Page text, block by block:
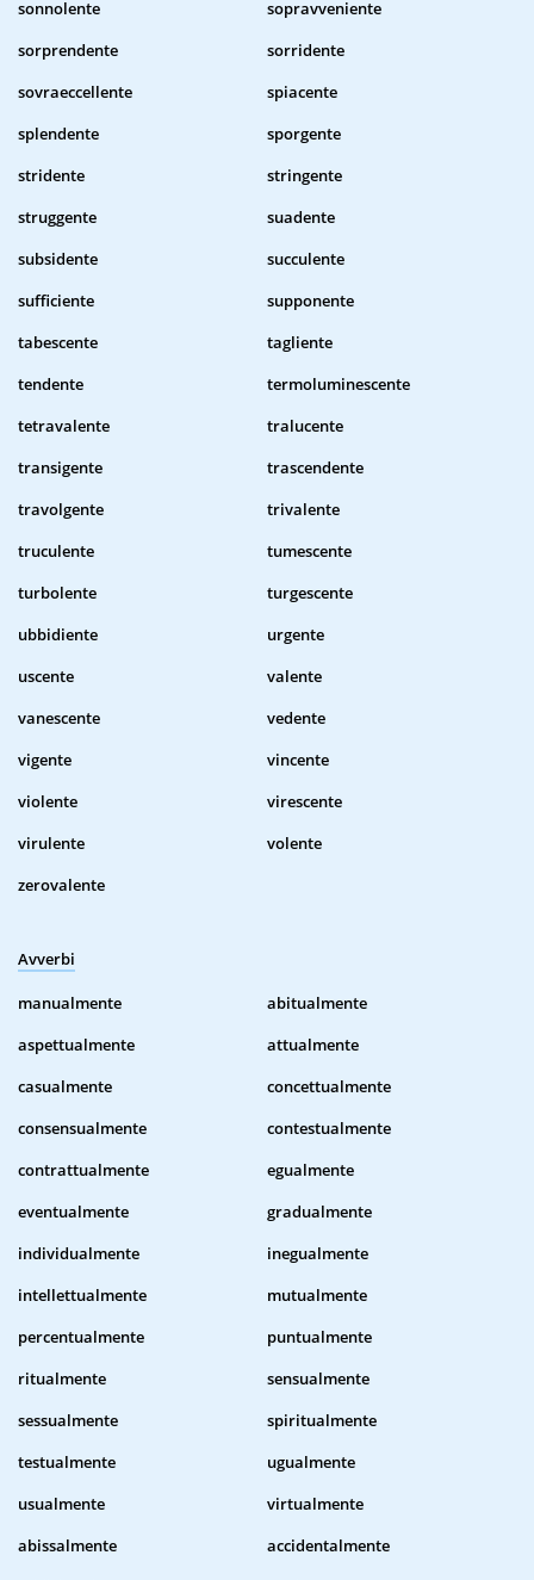
sonnolente
sopravveniente
sorprendente
sorridente
sovraeccellente
spiacente
splendente
sporgente
stridente
stringente
struggente
suadente
subsidente
succulente
sufficiente
supponente
tabescente
tagliente
tendente
termoluminescente
tetravalente
tralucente
transigente
trascendente
travolgente
trivalente
truculente
tumescente
turbolente
turgescente
ubbidiente
urgente
uscente
valente
vanescente
vedente
vigente
vincente
violente
virescente
virulente
volente
zerovalente
Avverbi
manualmente
abitualmente
aspettualmente
attualmente
casualmente
concettualmente
consensualmente
contestualmente
contrattualmente
egualmente
eventualmente
gradualmente
individualmente
inegualmente
intellettualmente
mutualmente
percentualmente
puntualmente
ritualmente
sensualmente
sessualmente
spiritualmente
testualmente
ugualmente
usualmente
virtualmente
abissalmente
accidentalmente